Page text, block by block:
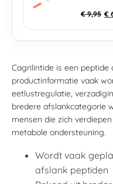
€9,95 €
Cagrilintide is een peptide
productinformatie vaak
eetlustregulatie,
bredere afslankcategorie
mensen die zich
metabole ondersteuning.
Wordt vaak
afslank peptiden